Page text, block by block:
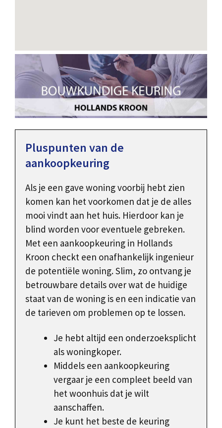
Pluspunten van de
aankoopkeuring
Als je een gave woning voorbij hebt zien
komen kan het voorkomen dat je de alles
mooi vindt aan het huis. Hierdoor kan je
blind worden voor eventuele gebreken.
Met een aankoopkeuring in Hollands
Kroon checkt een onafhankelijk ingenieur
de potentiële woning. Slim, zo ontvang je
betrouwbare details over wat de huidige
staat van de woning is en een indicatie van
de tarieven om problemen op te lossen.
Je hebt altijd een onderzoeksplicht
als woningkoper.
Middels een aankoopkeuring
vergaar je een compleet beeld van
het woonhuis dat je wilt
aanschaffen.
Je kunt het beste de keuring